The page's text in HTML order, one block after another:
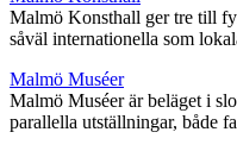
Malmö Konsthall ger tre till
såväl internationella som
Malmö Muséer
Malmö Muséer är beläget i
parallella utställningar, både